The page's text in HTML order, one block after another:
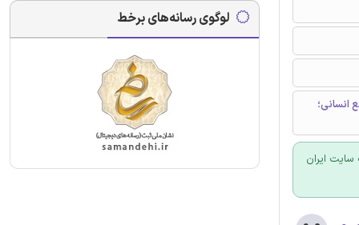
انسانی؛
ایران
لوگوی رسانه‌های برخط